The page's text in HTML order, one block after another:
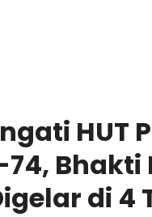
HUT
Bhakti
di 4